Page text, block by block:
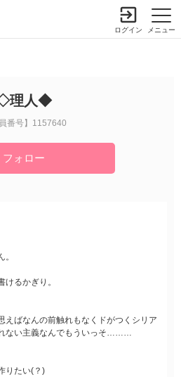
メニュー
ログイン
理人◆
員番号】1157640
フォロー
るかぎり。
えばなんの前触れもなくドがつくシリア
ない主義なんでもういっそ………
りたい(？)